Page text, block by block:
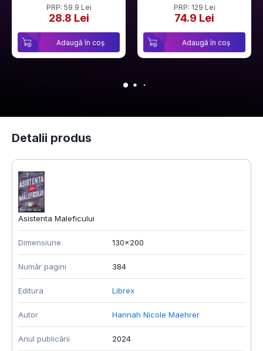
PRP: 59.9 Lei
28.8 Lei
Adaugă în coș
PRP: 129 Lei
74.9 Lei
Adaugă în coș
Detalii produs
Asistenta Maleficului
Dimensiune 130x200
Număr pagini 384
Editura Librex
Autor Hannah Nicole Maehrer
Anul publicării 2024